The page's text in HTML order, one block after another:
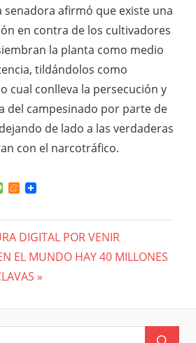
senadora afirmó que existe una
en contra de los cultivadores
la planta como medio
tildándolos como
cual conlleva la persecución y
del campesinado por parte de
de lado a las verdaderas
con el narcotráfico.
MessageMeneame
DIGITAL POR VENIR
EL MUNDO HAY 40 MILLONES